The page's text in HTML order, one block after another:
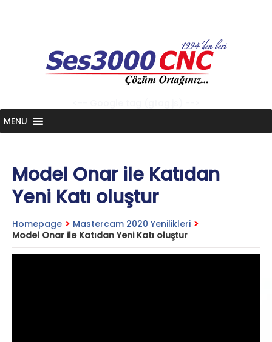
content
MENU
Model Onar ile Katıdan
Yeni Katı oluştur
Homepage > Mastercam 2020 Yenilikleri >
Model Onar ile Katıdan Yeni Katı oluştur